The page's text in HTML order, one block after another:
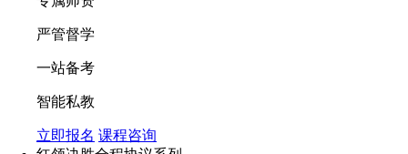
严管督学
一站备考
智能私教
立即报名 课程咨询